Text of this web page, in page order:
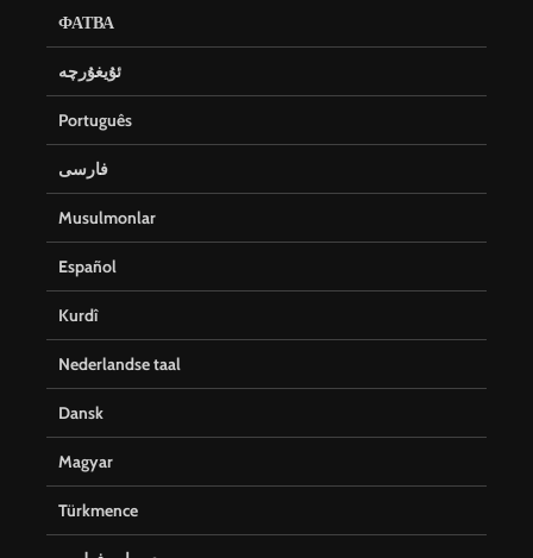
ФАТВА
ئۇيغۇرچە
Português
فارسی
Musulmonlar
Español
Kurdî
Nederlandse taal
Dansk
Magyar
Türkmence